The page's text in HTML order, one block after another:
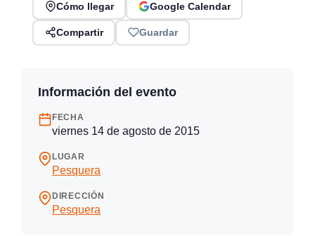
Cómo llegar Google Calendar
Compartir Guardar
Información del evento
FECHA
viernes 14 de agosto de 2015
LUGAR
Pesquera
DIRECCIÓN
Pesquera